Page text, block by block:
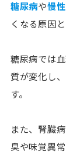
糖尿病や慢
くなる原因と
糖尿病では
質が変化し
す。
また、腎臓
臭や味覚異